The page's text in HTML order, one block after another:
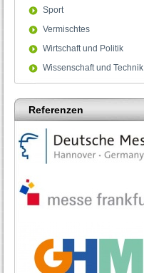
Sport
Vermischtes
Wirtschaft und Politik
Wissenschaft und Technik
Referenzen